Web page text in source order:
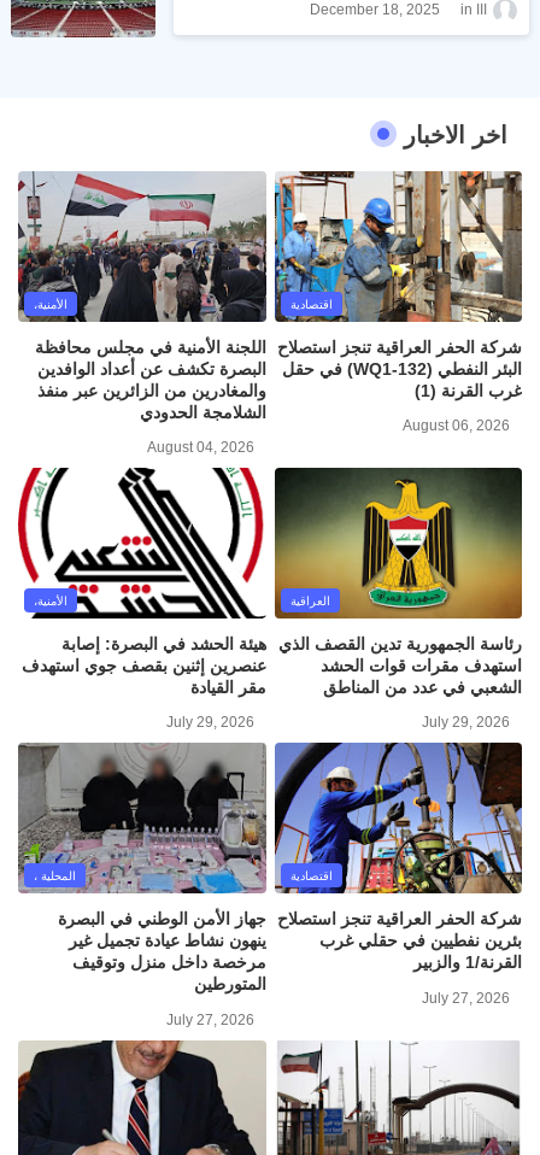
December 18, 2025
اخر الاخبار
اقتصادية
شركة الحفر العراقية تنجز استصلاح
البئر النفطي (WQ1-132) في حقل
غرب القرنة (1)
August 06, 2026
الأمنية،
اللجنة الأمنية في مجلس محافظة
البصرة تكشف عن أعداد الوافدين
والمغادرين من الزائرين عبر منفذ
الشلامجة الحدودي
August 04, 2026
العراقية
رئاسة الجمهورية تدين القصف الذي
استهدف مقرات قوات الحشد
الشعبي في عدد من المناطق
July 29, 2026
الأمنية،
هيئة الحشد في البصرة: إصابة
عنصرين إثنين بقصف جوي استهدف
مقر القيادة
July 29, 2026
اقتصادية
شركة الحفر العراقية تنجز استصلاح
بئرين نفطيين في حقلي غرب
القرنة/1 والزبير
July 27, 2026
المحلية ،
جهاز الأمن الوطني في البصرة
ينهون نشاط عيادة تجميل غير
مرخصة داخل منزل وتوقيف
المتورطين
July 27, 2026